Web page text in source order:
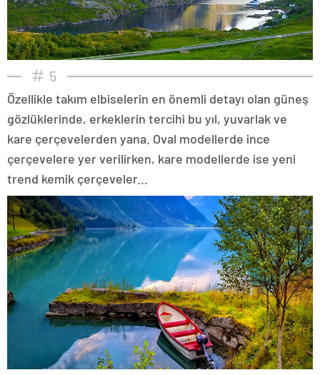
5
Özellikle takım elbiselerin en önemli detayı olan güneş
gözlüklerinde, erkeklerin tercihi bu yıl, yuvarlak ve
kare çerçevelerden yana. Oval modellerde ince
çerçevelere yer verilirken, kare modellerde ise yeni
trend kemik çerçeveler...